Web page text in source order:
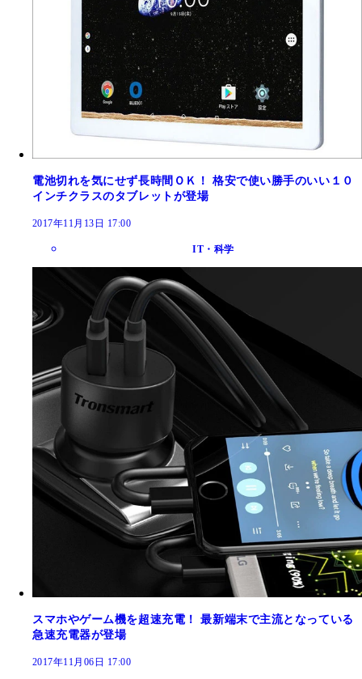
電池切れを気にせず長時間ＯＫ！ 格安で使い勝手のいい１０
インチクラスのタブレットが登場
2017年11月13日 17:00
IT・科学
スマホやゲーム機を超速充電！ 最新端末で主流となっている
急速充電器が登場
2017年11月06日 17:00